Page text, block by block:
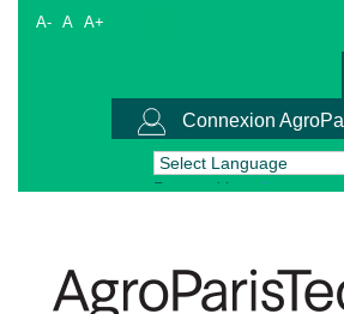
A- A A+
Connexion
Powered by